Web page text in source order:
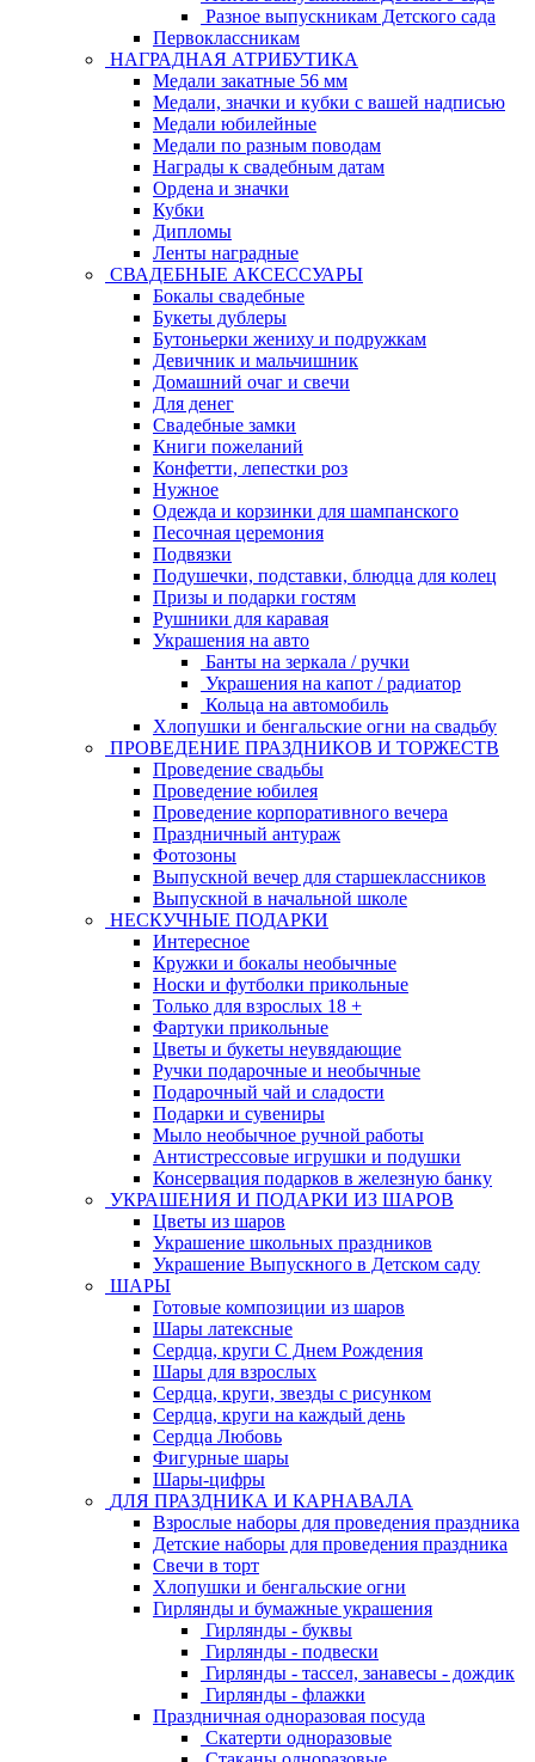
Разное выпускникам Детского сада
Первоклассникам
НАГРАДНАЯ АТРИБУТИКА
Медали закатные 56 мм
Медали, значки и кубки с вашей надписью
Медали юбилейные
Медали по разным поводам
Награды к свадебным датам
Ордена и значки
Кубки
Дипломы
Ленты наградные
СВАДЕБНЫЕ АКСЕССУАРЫ
Бокалы свадебные
Букеты дублеры
Бутоньерки жениху и подружкам
Девичник и мальчишник
Домашний очаг и свечи
Для денег
Свадебные замки
Книги пожеланий
Конфетти, лепестки роз
Нужное
Одежда и корзинки для шампанского
Песочная церемония
Подвязки
Подушечки, подставки, блюдца для колец
Призы и подарки гостям
Рушники для каравая
Украшения на авто
Банты на зеркала / ручки
Украшения на капот / радиатор
Кольца на автомобиль
Хлопушки и бенгальские огни на свадьбу
ПРОВЕДЕНИЕ ПРАЗДНИКОВ И ТОРЖЕСТВ
Проведение свадьбы
Проведение юбилея
Проведение корпоративного вечера
Праздничный антураж
Фотозоны
Выпускной вечер для старшеклассников
Выпускной в начальной школе
НЕСКУЧНЫЕ ПОДАРКИ
Интересное
Кружки и бокалы необычные
Носки и футболки прикольные
Только для взрослых 18 +
Фартуки прикольные
Цветы и букеты неувядающие
Ручки подарочные и необычные
Подарочный чай и сладости
Подарки и сувениры
Мыло необычное ручной работы
Антистрессовые игрушки и подушки
Консервация подарков в железную банку
УКРАШЕНИЯ И ПОДАРКИ ИЗ ШАРОВ
Цветы из шаров
Украшение школьных праздников
Украшение Выпускного в Детском саду
ШАРЫ
Готовые композиции из шаров
Шары латексные
Сердца, круги С Днем Рождения
Шары для взрослых
Сердца, круги, звезды с рисунком
Сердца, круги на каждый день
Сердца Любовь
Фигурные шары
Шары-цифры
ДЛЯ ПРАЗДНИКА И КАРНАВАЛА
Взрослые наборы для проведения праздника
Детские наборы для проведения праздника
Свечи в торт
Хлопушки и бенгальские огни
Гирлянды и бумажные украшения
Гирлянды - буквы
Гирлянды - подвески
Гирлянды - тассел, занавесы - дождик
Гирлянды - флажки
Праздничная одноразовая посуда
Скатерти одноразовые